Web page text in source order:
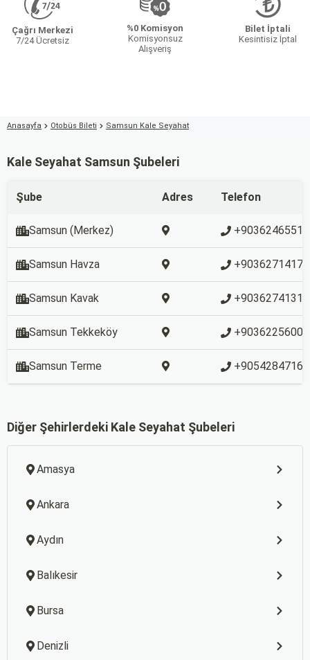
Çağrı Merkezi
7/24 Ücretsiz
%0 Komisyon
Komisyonsuz
Alışveriş
Bilet İptali
Kesintisiz İptal
Anasayfa Otobüs Bileti Samsun Kale Seyahat
Kale Seyahat Samsun Şubeleri
Şube Adres Telefon
Samsun (Merkez)
Samsun Havza
Samsun Kavak
Samsun Tekkeköy
Samsun Terme
Diğer Şehirlerdeki Kale Seyahat Şubeleri
Amasya
Ankara
Aydın
Balıkesir
Bursa
Denizli